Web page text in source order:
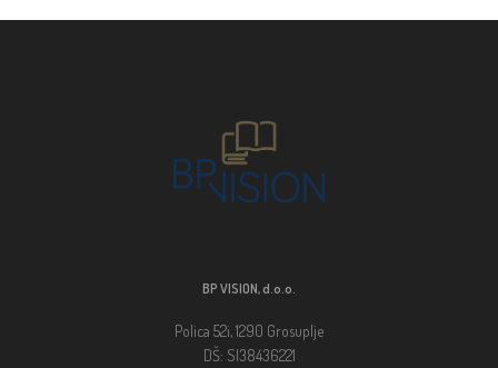
BP VISION, d.o.o.
Polica 52i, 1290 Grosuplje
DŠ: SI38436221